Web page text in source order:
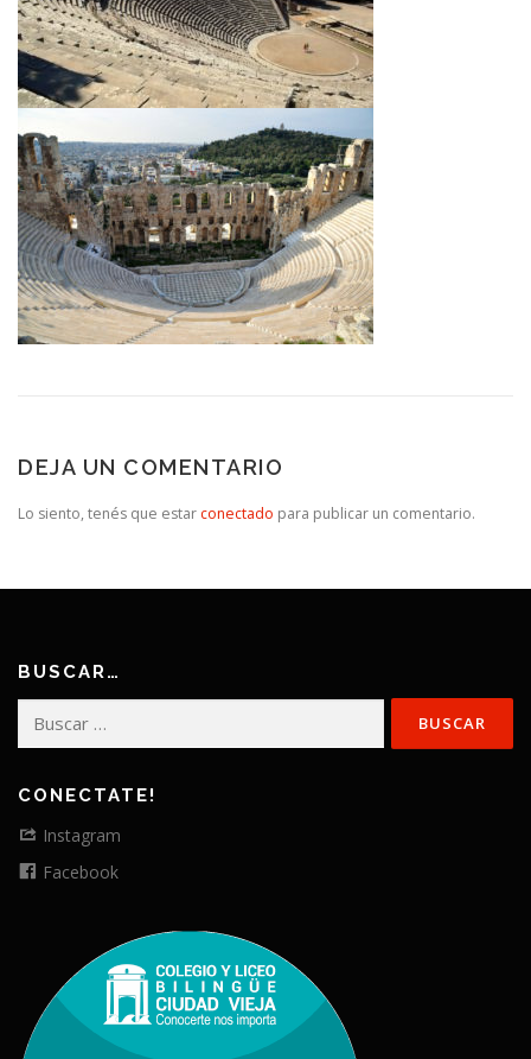
DEJA UN COMENTARIO
Lo siento, tenés que estar conectado para publicar un comentario.
BUSCAR…
CONECTATE!
Instagram
Facebook